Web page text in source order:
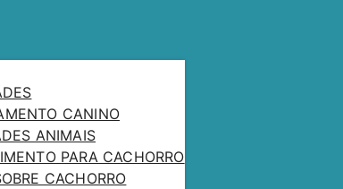
CANINO
ANIMAIS
PARA CACHORRO
CACHORRO